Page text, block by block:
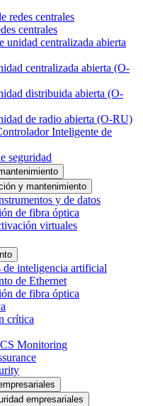
redes centrales
centrales
unidad centralizada abierta
centralizada abierta (O-
distribuida abierta (O-
de radio abierta (O-RU)
Inteligente de
seguridad
y mantenimiento
y de datos
de fibra óptica
virtuales
de inteligencia artificial
de Ethernet
de fibra óptica
crítica
Monitoring
empresariales